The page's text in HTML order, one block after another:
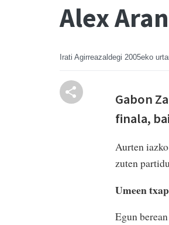
Alex
Irati Agirreazaldegi 2005eko
Gabon
finala,
Aurten
zuten
Umeen
Egun